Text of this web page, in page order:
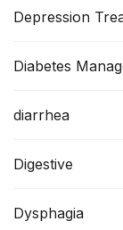
Depression
Diabetes
diarrhea
Digestive
Dysphagia